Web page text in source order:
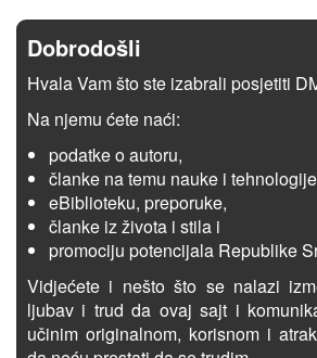
Dobrodošli
Hvala Vam što ste izabrali posjetiti
Na njemu ćete naći:
podatke o autoru,
članke na temu nauke i
eBiblioteku, preporuke,
članke iz života i stila i
promociju potencijala Republike
Vidjećete i nešto što se nalazi
ljubav i trud da ovaj sajt i
učinim originalnom, korisnom i